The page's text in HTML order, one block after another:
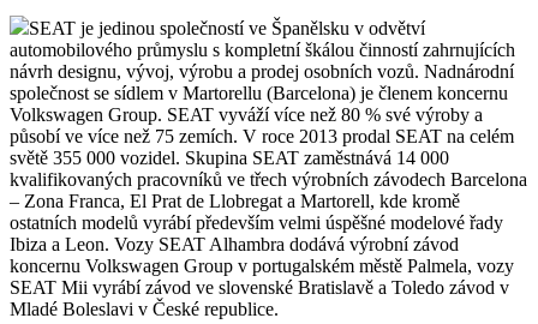
SEAT je jedinou společností ve Španělsku v odvětví
automobilového průmyslu s kompletní škálou činností zahrnujících
návrh designu, vývoj, výrobu a prodej osobních vozů. Nadnárodní
společnost se sídlem v Martorellu (Barcelona) je členem koncernu
Volkswagen Group. SEAT vyváží více než 80 % své výroby a
působí ve více než 75 zemích. V roce 2013 prodal SEAT na celém
světě 355 000 vozidel. Skupina SEAT zaměstnává 14 000
kvalifikovaných pracovníků ve třech výrobních závodech Barcelona
– Zona Franca, El Prat de Llobregat a Martorell, kde kromě
ostatních modelů vyrábí především velmi úspěšné modelové řady
Ibiza a Leon. Vozy SEAT Alhambra dodává výrobní závod
koncernu Volkswagen Group v portugalském městě Palmela, vozy
SEAT Mii vyrábí závod ve slovenské Bratislavě a Toledo závod v
Mladé Boleslavi v České republice.